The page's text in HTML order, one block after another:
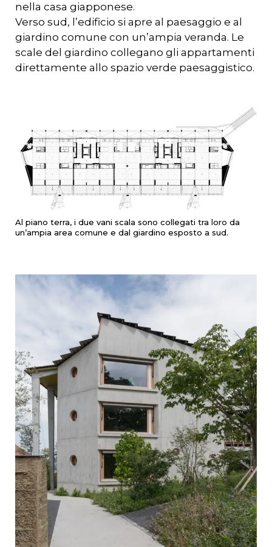
nella casa giapponese.
Verso sud, l’edificio si apre al paesaggio e al
giardino comune con un’ampia veranda. Le
scale del giardino collegano gli appartamenti
direttamente allo spazio verde paesaggistico.
Al piano terra, i due vani scala sono collegati tra loro da
un’ampia area comune e dal giardino esposto a sud.